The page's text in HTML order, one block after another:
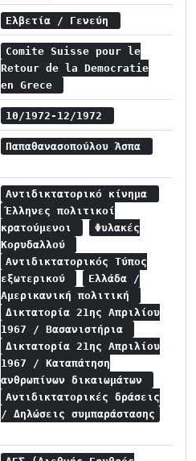
Ελβετία / Γενεύη
Comite Suisse pour le
Retour de la Democratie
en Grece
10/1972-12/1972
Παπαθανασοπούλου Άσπα
Αντιδικτατορικό κίνημα
Έλληνες πολιτικοί
κρατούμενοι
Φυλακές
Κορυδαλλού
Αντιδικτατορικός Τύπος
εξωτερικού
Ελλάδα /
Αμερικανική πολιτική
Δικτατορία 21ης Απριλίου
1967 / Βασανιστήρια
Δικτατορία 21ης Απριλίου
1967 / Καταπάτηση
ανθρωπίνων δικαιωμάτων
Αντιδικτατορικές δράσεις
/ Δηλώσεις συμπαράστασης